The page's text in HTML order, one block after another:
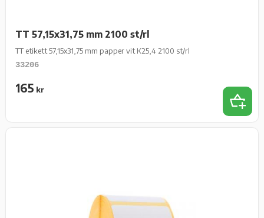
TT 57,15x31,75 mm 2100 st/rl
TT etikett 57,15x31,75 mm papper vit K25,4 2100 st/rl
33206
165 kr